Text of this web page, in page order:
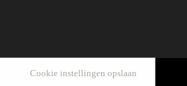
Cookie instellingen opslaan